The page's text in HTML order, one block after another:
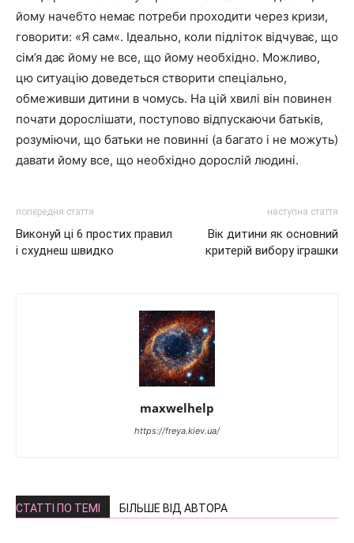
йому начебто немає потреби проходити через кризи,
говорити: «Я сам«. Ідеально, коли підліток відчуває, що
сім’я дає йому не все, що йому необхідно. Можливо,
цю ситуацію доведеться створити спеціально,
обмеживши дитини в чомусь. На цій хвилі він повинен
почати дорослішати, поступово відпускаючи батьків,
розуміючи, що батьки не повинні (а багато і не можуть)
давати йому все, що необхідно дорослій людині.
попередня стаття
Виконуй ці 6 простих правил
і схуднеш швидко
наступна стаття
Вік дитини як основний
критерій вибору іграшки
maxwelhelp
https://freya.kiev.ua/
СТАТТІ ПО ТЕМІ БІЛЬШЕ ВІД АВТОРА